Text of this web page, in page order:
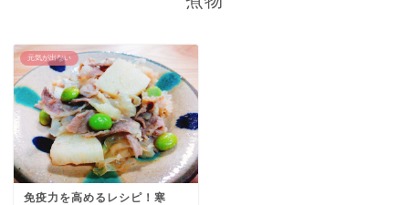
元気が出ない
免疫力を高めるレシピ！寒